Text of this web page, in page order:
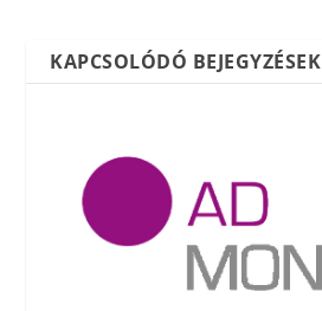
KAPCSOLÓDÓ BEJEGYZÉSEK